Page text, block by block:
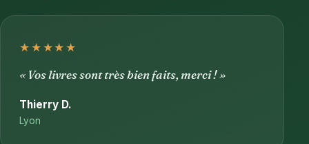
★★★★★
« Vos livres sont très bien faits, merci ! »
Thierry D.
Lyon